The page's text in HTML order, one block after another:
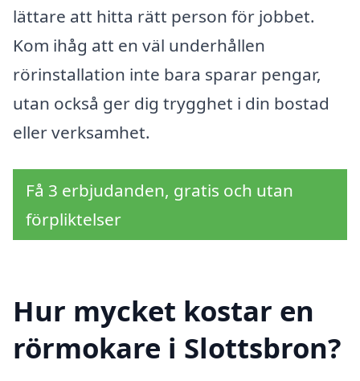
lättare att hitta rätt person för jobbet.
Kom ihåg att en väl underhållen
rörinstallation inte bara sparar pengar,
utan också ger dig trygghet i din bostad
eller verksamhet.
Få 3 erbjudanden, gratis och utan
förpliktelser
Hur mycket kostar en
rörmokare i Slottsbron?